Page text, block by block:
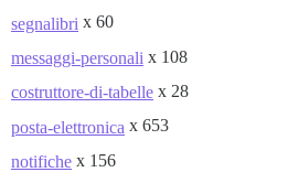
segnalibri x 60
messaggi-personali x 108
costruttore-di-tabelle x 28
posta-elettronica x 653
notifiche x 156